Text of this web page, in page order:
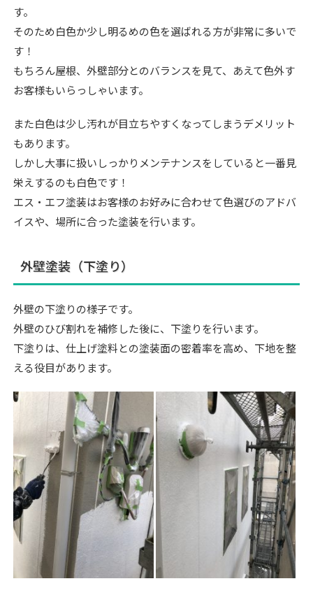
す。
そのため白色か少し明るめの色を選ばれる方が非常に多いで
す！
もちろん屋根、外壁部分とのバランスを見て、あえて色外す
お客様もいらっしゃいます。
また白色は少し汚れが目立ちやすくなってしまうデメリット
もあります。
しかし大事に扱いしっかりメンテナンスをしていると一番見
栄えするのも白色です！
エス・エフ塗装はお客様のお好みに合わせて色選びのアドバ
イスや、場所に合った塗装を行います。
外壁塗装（下塗り）
外壁の下塗りの様子です。
外壁のひび割れを補修した後に、下塗りを行います。
下塗りは、仕上げ塗料との塗装面の密着率を高め、下地を整
える役目があります。